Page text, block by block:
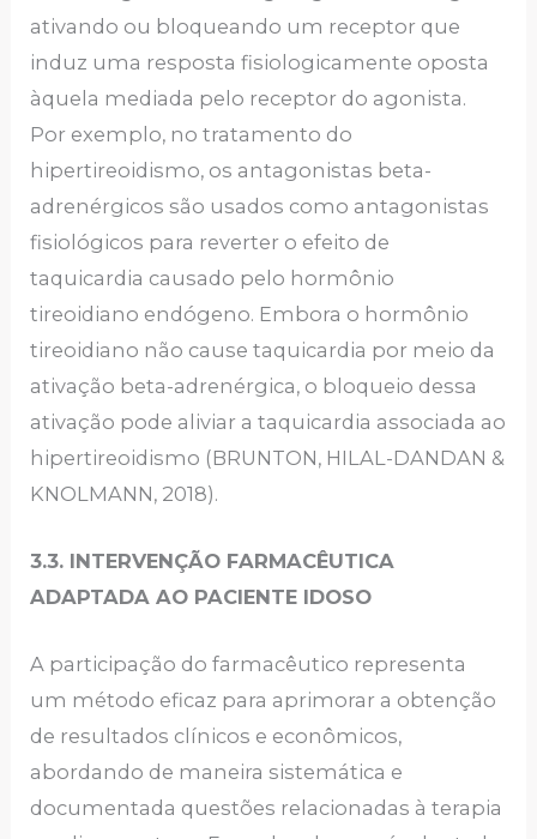
ativando ou bloqueando um receptor que
induz uma resposta fisiologicamente oposta
àquela mediada pelo receptor do agonista.
Por exemplo, no tratamento do
hipertireoidismo, os antagonistas beta-
adrenérgicos são usados como antagonistas
fisiológicos para reverter o efeito de
taquicardia causado pelo hormônio
tireoidiano endógeno. Embora o hormônio
tireoidiano não cause taquicardia por meio da
ativação beta-adrenérgica, o bloqueio dessa
ativação pode aliviar a taquicardia associada ao
hipertireoidismo (BRUNTON, HILAL-DANDAN &
KNOLMANN, 2018).
3.3. INTERVENÇÃO FARMACÊUTICA
ADAPTADA AO PACIENTE IDOSO
A participação do farmacêutico representa
um método eficaz para aprimorar a obtenção
de resultados clínicos e econômicos,
abordando de maneira sistemática e
documentada questões relacionadas à terapia